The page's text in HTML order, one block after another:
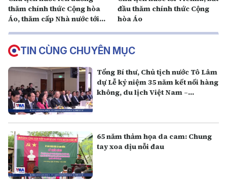
thăm chính thức Cộng hòa
Áo, thăm cấp Nhà nước tới
đầu thăm chính thức Cộng
hòa Áo
TIN CÙNG CHUYÊN MỤC
Tổng Bí thư, Chủ tịch nước Tô Lâm
dự Lễ kỷ niệm 35 năm kết nối hàng
không, du lịch Việt Nam –
65 năm thảm họa da cam: Chung
tay xoa dịu nỗi đau